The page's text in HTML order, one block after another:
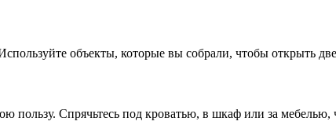
объекты, которые вы собрали, чтобы открыть
пользу. Спрячьтесь под кроватью, в шкаф или за